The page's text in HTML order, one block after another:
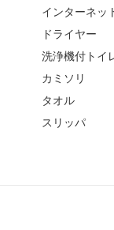
インターネッ
ドライヤー
洗浄機付トイ
カミソリ
タオル
スリッパ